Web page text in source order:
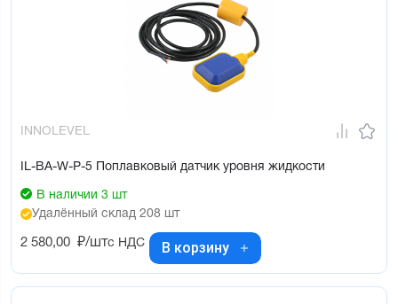
INNOLEVEL
IL-BA-W-P-5 Поплавковый датчик уровня жидкости
В наличии 3 шт
Удалённый склад 208 шт
2 580,00 ₽/штс НДС В корзину